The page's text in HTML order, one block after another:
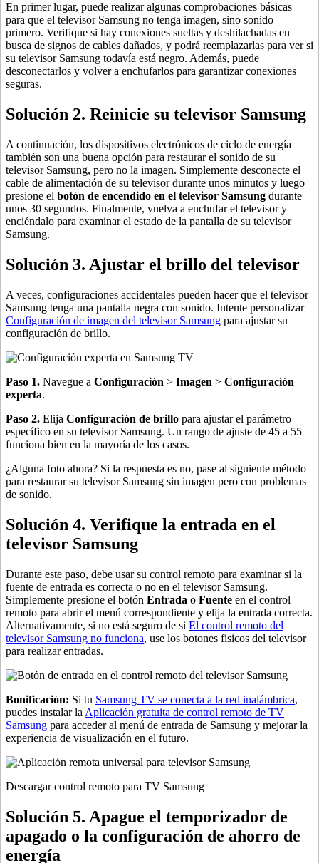
En primer lugar, puede realizar algunas comprobaciones básicas
para que el televisor Samsung no tenga imagen, sino sonido
primero. Verifique si hay conexiones sueltas y deshilachadas en
busca de signos de cables dañados, y podrá reemplazarlas para ver si
su televisor Samsung todavía está negro. Además, puede
desconectarlos y volver a enchufarlos para garantizar conexiones
seguras.
Solución 2. Reinicie su televisor Samsung
A continuación, los dispositivos electrónicos de ciclo de energía
también son una buena opción para restaurar el sonido de su
televisor Samsung, pero no la imagen. Simplemente desconecte el
cable de alimentación de su televisor durante unos minutos y luego
presione el botón de encendido en el televisor Samsung durante
unos 30 segundos. Finalmente, vuelva a enchufar el televisor y
enciéndalo para examinar el estado de la pantalla de su televisor
Samsung.
Solución 3. Ajustar el brillo del televisor
A veces, configuraciones accidentales pueden hacer que el televisor
Samsung tenga una pantalla negra con sonido. Intente personalizar
Configuración de imagen del televisor Samsung para ajustar su
configuración de brillo.
Paso 1. Navegue a Configuración > Imagen > Configuración
experta.
Paso 2. Elija Configuración de brillo para ajustar el parámetro
específico en su televisor Samsung. Un rango de ajuste de 45 a 55
funciona bien en la mayoría de los casos.
¿Alguna foto ahora? Si la respuesta es no, pase al siguiente método
para restaurar su televisor Samsung sin imagen pero con problemas
de sonido.
Solución 4. Verifique la entrada en el
televisor Samsung
Durante este paso, debe usar su control remoto para examinar si la
fuente de entrada es correcta o no en el televisor Samsung.
Simplemente presione el botón Entrada o Fuente en el control
remoto para abrir el menú correspondiente y elija la entrada correcta.
Alternativamente, si no está seguro de si El control remoto del
televisor Samsung no funciona, use los botones físicos del televisor
para realizar entradas.
Bonificación: Si tu Samsung TV se conecta a la red inalámbrica,
puedes instalar la Aplicación gratuita de control remoto de TV
Samsung para acceder al menú de entrada de Samsung y mejorar la
experiencia de visualización en el futuro.
Descargar control remoto para TV Samsung
Solución 5. Apague el temporizador de
apagado o la configuración de ahorro de
energía